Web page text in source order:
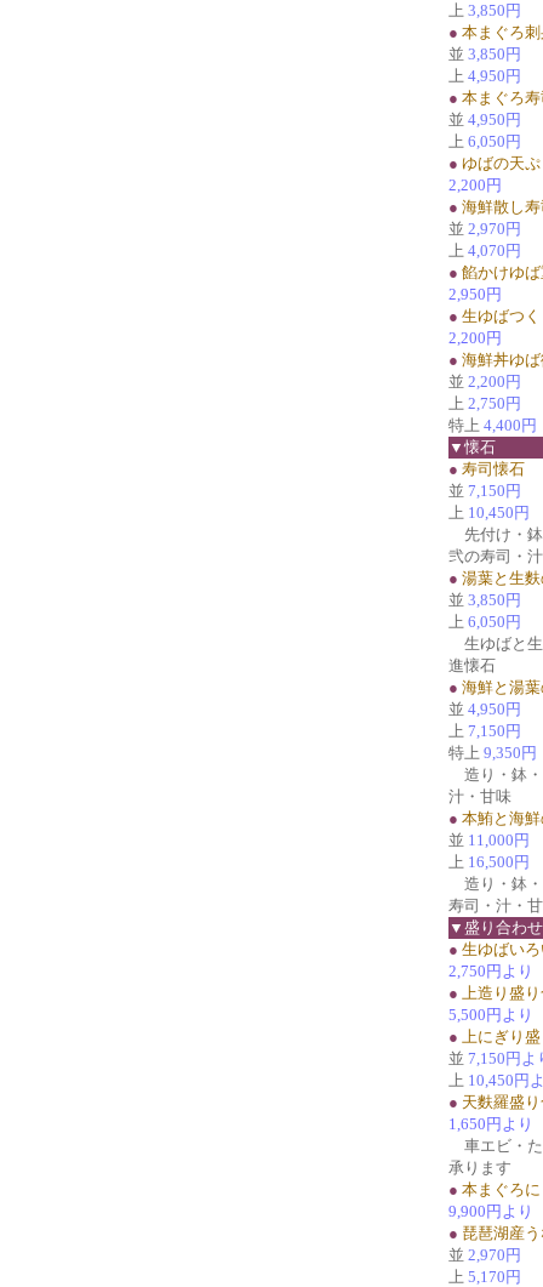
上 3,850円
● 本まぐろ
並 3,850円
上 4,950円
● 本まぐろ
並 4,950円
上 6,050円
● ゆばの天
2,200円
● 海鮮散し
並 2,970円
上 4,070円
● 餡かけゆ
2,950円
● 生ゆばつ
2,200円
● 海鮮丼ゆ
並 2,200円
上 2,750円
特上 4,400円
▼懐石
● 寿司懐石
並 7,150円
上 10,450円
先付け・鉢
弐の寿司・
● 湯葉と生
並 3,850円
上 6,050円
生ゆばと生
進懐石
● 海鮮と湯
並 4,950円
上 7,150円
特上 9,350円
造り・鉢・
汁・甘味
● 本鮪と海
並 11,000円
上 16,500円
造り・鉢・
寿司・汁・
▼盛り合わ
● 生ゆばい
2,750円より
● 上造り盛
5,500円より
● 上にぎり
並 7,150円よ
上 10,450円
● 天麩羅盛
1,650円より
車エビ・た
承ります
● 本まぐろ
9,900円より
● 琵琶湖産
並 2,970円
上 5,170円